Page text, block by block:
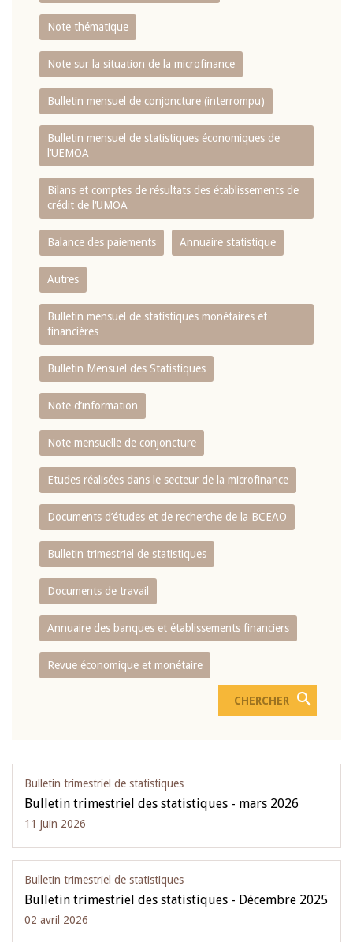
Note thématique
Note sur la situation de la microfinance
Bulletin mensuel de conjoncture (interrompu)
Bulletin mensuel de statistiques économiques de
l‘UEMOA
Bilans et comptes de résultats des établissements de
crédit de l‘UMOA
Balance des paiements Annuaire statistique
Autres
Bulletin mensuel de statistiques monétaires et
financières
Bulletin Mensuel des Statistiques
Note d’information
Note mensuelle de conjoncture
Etudes réalisées dans le secteur de la microfinance
Documents d’études et de recherche de la BCEAO
Bulletin trimestriel de statistiques
Documents de travail
Annuaire des banques et établissements financiers
Revue économique et monétaire
Bulletin trimestriel de statistiques
Bulletin trimestriel des statistiques - mars 2026
11 juin 2026
Bulletin trimestriel de statistiques
Bulletin trimestriel des statistiques - Décembre 2025
02 avril 2026